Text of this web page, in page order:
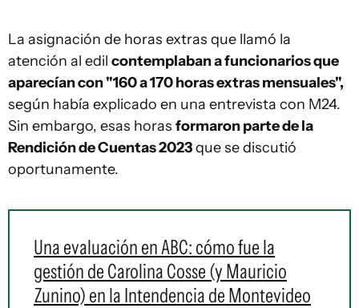
La asignación de horas extras que llamó la
atención al edil contemplaban a funcionarios que
aparecían con "160 a 170 horas extras mensuales",
según había explicado en una entrevista con M24.
Sin embargo, esas horas formaron parte de la
Rendición de Cuentas 2023que se discutió
oportunamente.
Una evaluación en ABC: cómo fue la
gestión de Carolina Cosse (y Mauricio
Zunino) en la Intendencia de Montevideo